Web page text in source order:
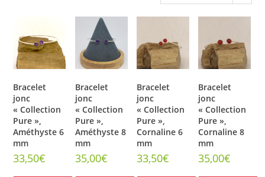
Bracelet
jonc
« Collection
Pure »,
Améthyste 6
mm
33,50€
Bracelet
jonc
« Collection
Pure »,
Améthyste 8
mm
35,00€
Bracelet
jonc
« Collection
Pure »,
Cornaline 6
mm
33,50€
Bracelet
jonc
« Collection
Pure »,
Cornaline 8
mm
35,00€